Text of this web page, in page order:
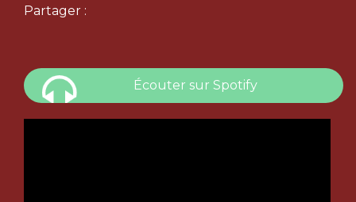
Partager :
Écouter sur Spotify